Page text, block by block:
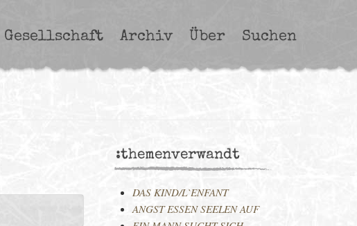
Gesellschaft Archiv Über Suchen
:themenverwandt
DAS KIND/L`ENFANT
ANGST ESSEN SEELEN AUF